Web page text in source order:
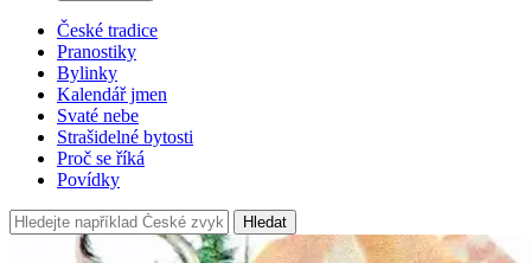
České tradice
Pranostiky
Bylinky
Kalendář jmen
Svaté nebe
Strašidelné bytosti
Proč se říká
Povídky
Hledat